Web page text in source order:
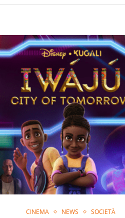
CINEMA NEWS SOCIETÀ